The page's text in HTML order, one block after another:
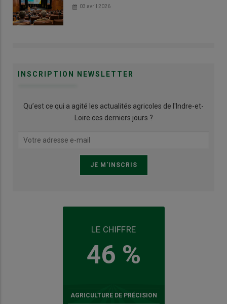
03 avril 2026
INSCRIPTION NEWSLETTER
Qu’est ce qui a agité les actualités agricoles de l'Indre-et-
Loire ces derniers jours ?
LE CHIFFRE
46 %
AGRICULTURE DE PRÉCISION